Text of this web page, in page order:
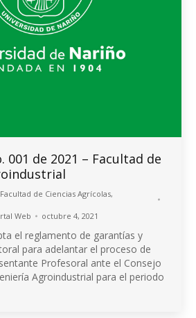
001 de 2021 – Facultad de
Facultad de Ciencias Agrícolas,
Web octubre 4, 2021
el reglamento de garantías y
para adelantar el proceso de
Profesoral ante el Consejo
Agroindustrial para el periodo